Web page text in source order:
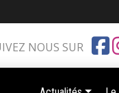
NOUS SUR